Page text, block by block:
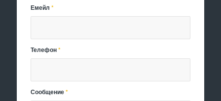
Емейл*
Телефон*
Сообщение*